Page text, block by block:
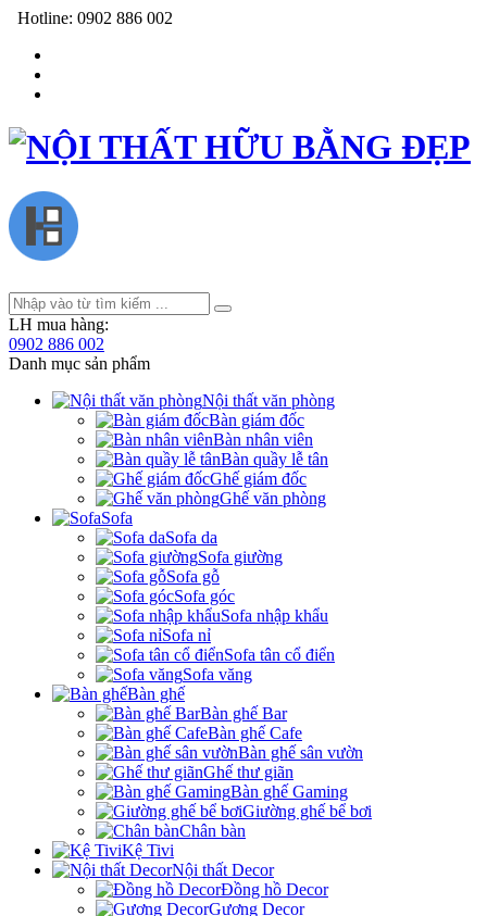
Hotline: 0902 886 002
LH mua hàng:
0902 886 002
Danh mục sản phẩm
Nội thất văn phòng
Bàn giám đốc
Bàn nhân viên
Bàn quầy lễ tân
Ghế giám đốc
Ghế văn phòng
Sofa
Sofa da
Sofa giường
Sofa gỗ
Sofa góc
Sofa nhập khẩu
Sofa nỉ
Sofa tân cổ điển
Sofa văng
Bàn ghế
Bàn ghế Bar
Bàn ghế Cafe
Bàn ghế sân vườn
Ghế thư giãn
Bàn ghế Gaming
Giường ghế bể bơi
Chân bàn
Kệ Tivi
Nội thất Decor
Đồng hồ Decor
Gương Decor